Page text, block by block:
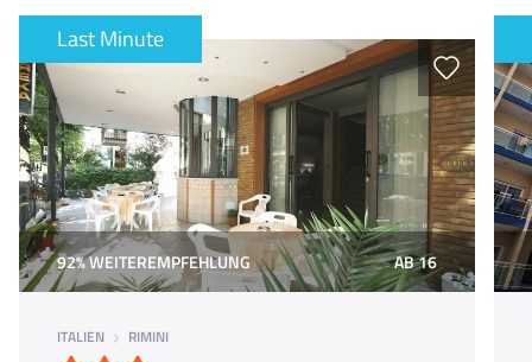
Last Minute
92% WEITEREMPFEHLUNG AB 16
ITALIEN RIMINI